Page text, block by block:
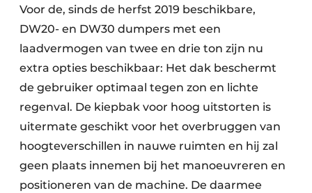
Voor de, sinds de herfst 2019 beschikbare,
DW20- en DW30 dumpers met een
laadvermogen van twee en drie ton zijn nu
extra opties beschikbaar: Het dak beschermt
de gebruiker optimaal tegen zon en lichte
regenval. De kiepbak voor hoog uitstorten is
uitermate geschikt voor het overbruggen van
hoogteverschillen in nauwe ruimten en hij zal
geen plaats innemen bij het manoeuvreren en
positioneren van de machine. De daarmee